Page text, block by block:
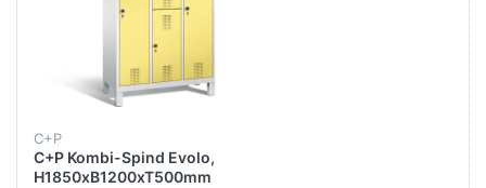
C+P
C+P Kombi-Spind Evolo,
H1850xB1200xT500mm